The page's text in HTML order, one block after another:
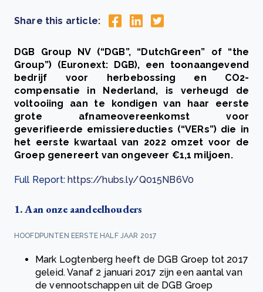
Share this article:
DGB Group NV (“DGB”, “DutchGreen” of “the
Group”) (Euronext: DGB), een toonaangevend
bedrijf voor herbebossing en CO2-
compensatie in Nederland, is verheugd de
voltooiing aan te kondigen van haar eerste
grote afnameovereenkomst voor
geverifieerde emissiereducties (“VERs”) die in
het eerste kwartaal van 2022 omzet voor de
Groep genereert van ongeveer €1,1 miljoen.
Full Report: https://hubs.ly/Q015NB6V0
1. Aan onze aandeelhouders
HOOFDPUNTEN EERSTE HALF JAAR 2017
Mark Logtenberg heeft de DGB Groep tot 2017
geleid. Vanaf 2 januari 2017 zijn een aantal van
de vennootschappen uit de DGB Groep